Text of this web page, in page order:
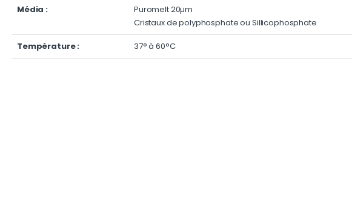
Média :
Puromelt 20µm
Cristaux de polyphosphate ou Sillicophosphate
Température : 37° à 60°C